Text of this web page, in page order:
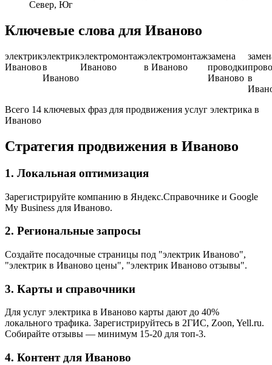
Север, Юг
Ключевые слова для Иваново
электрик
Иваново
электрик
в
Иваново
электромонтаж
Иваново
электромонтаж
в Иваново
замена
проводки
Иваново в
Всего 14 ключевых фраз для продвижения услуг электрика в
Иваново
Стратегия продвижения в Иваново
1. Локальная оптимизация
Зарегистрируйте компанию в Яндекс.Справочнике и Google
My Business для Иваново.
2. Региональные запросы
Создайте посадочные страницы под "электрик Иваново",
"электрик в Иваново цены", "электрик Иваново отзывы".
3. Карты и справочники
Для услуг электрика в Иваново карты дают до 40%
локального трафика. Зарегистрируйтесь в 2ГИС, Zoon, Yell.ru.
Собирайте отзывы — минимум 15-20 для топ-3.
4. Контент для Иваново